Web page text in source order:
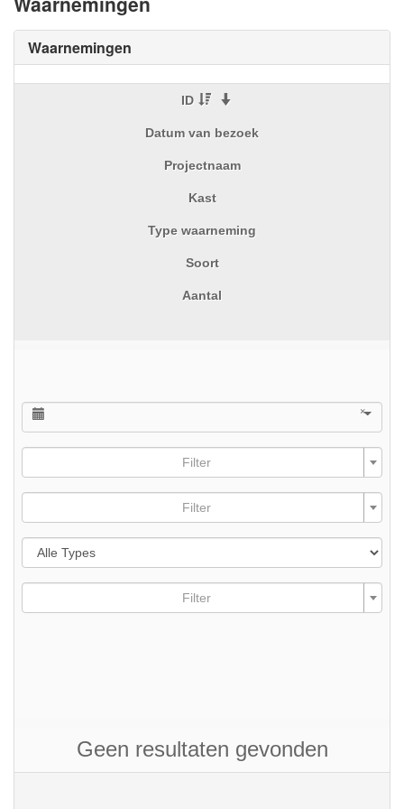
Waarnemingen
ID
Datum van bezoek
Projectnaam
Kast
Type waarneming
Soort
Aantal
×
Filter
Filter
Filter
Geen resultaten gevonden